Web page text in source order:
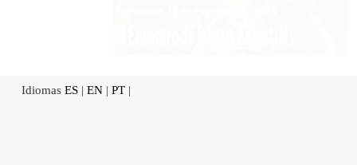
Idiomas ES | EN | PT |